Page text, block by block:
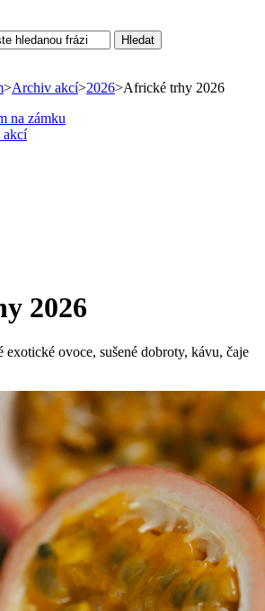
Hledat
>Archiv akcí>2026>Africké trhy 2026
na zámku
akcí
2026
exotické ovoce, sušené dobroty, kávu, čaje